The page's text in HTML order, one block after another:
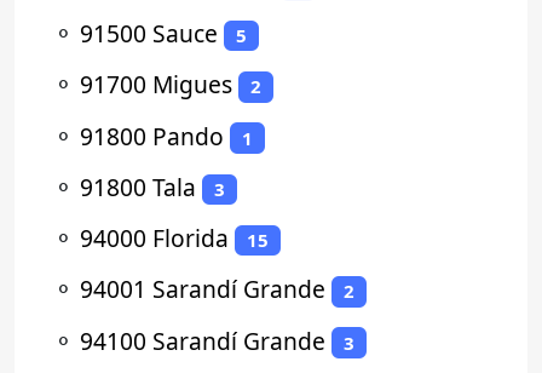
⚬ 91500 Sauce 5
⚬ 91700 Migues 2
⚬ 91800 Pando 1
⚬ 91800 Tala 3
⚬ 94000 Florida 15
⚬ 94001 Sarandí Grande 2
⚬ 94100 Sarandí Grande 3